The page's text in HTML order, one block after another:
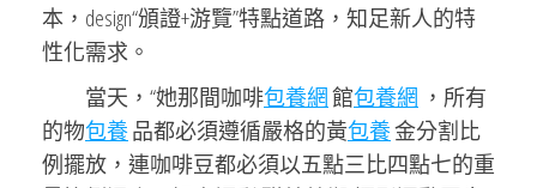
本，design“頒證+游覽”特點道路，知足新人的特
性化需求。
當天，“她那間咖啡包養網館包養網 ，所有
的物包養品都必須遵循嚴格的黃包養金分割比
例擺放，連咖啡豆都必須以五點三比四點七的重